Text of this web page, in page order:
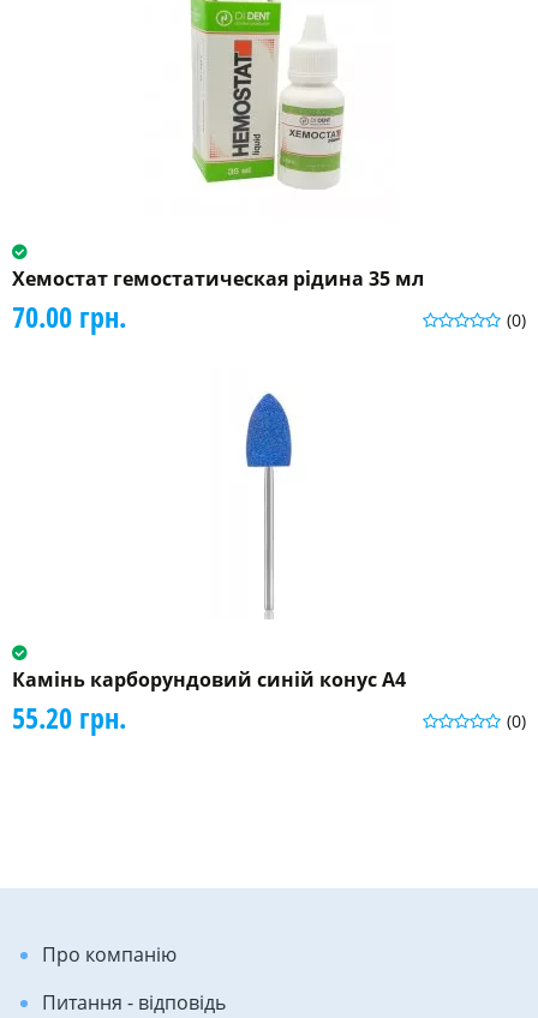
Хемостат гемостатическая рідина 35 мл
(0)
70.00 грн.
Камінь карборундовий синій конус A4
(0)
55.20 грн.
Про компанію
Питання - відповідь